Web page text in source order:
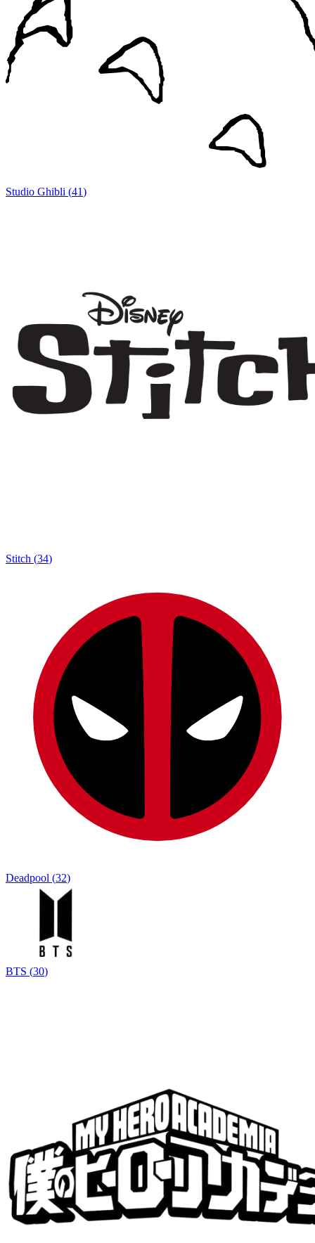
Studio Ghibli (41)
Stitch (34)
Deadpool (32)
BTS (30)